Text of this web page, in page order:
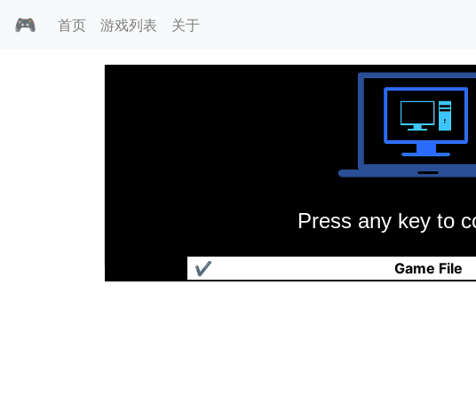
🎮 首页 游戏列表 关于
Press any key to
Game File
✔